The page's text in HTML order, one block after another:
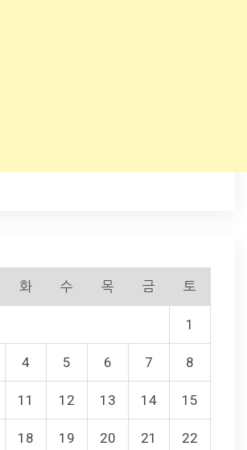
화 수 목 금 토
1
4 5 6 7 8
11 12 13 14 15
18 19 20 21 22